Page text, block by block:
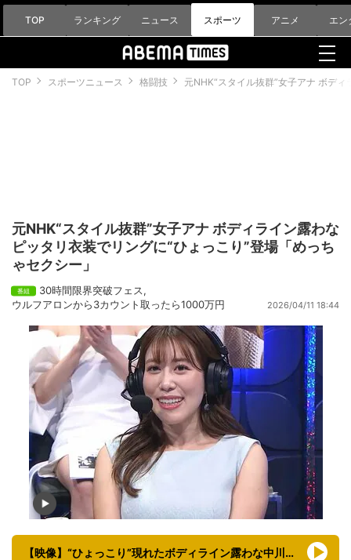
TOP ランキング ニュース スポーツ アニメ エン
TOP スポーツニュース 格闘技 元NHK“スタイル抜群”女子アナ ボデ
元NHK“スタイル抜群”女子アナ ボディライン露わな
ピッタリ衣装でリングに“ひょっこり”登場「めっち
ゃセクシー」
30時間限界突破フェス,
ウルフアロンから3カウント取ったら1000万円
2026/04/11 18:44
【映像】“ひょっこり”現れたボディライン露わな中川アナ（全身）